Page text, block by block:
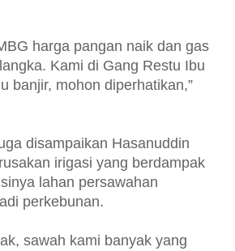
harga pangan naik dan gas
Kami di Gang Restu Ibu
banjir, mohon diperhatikan,”
disampaikan Hasanuddin
irigasi yang berdampak
lahan persawahan
perkebunan.
sawah kami banyak yang